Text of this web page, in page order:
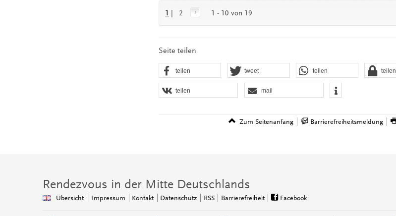
1 2 1 - 10 von 19
Seite teilen
teilen tweet teilen teilen
teilen mail
Zum Seitenanfang Barrierefreiheitsmeldung
Rendezvous in der Mitte Deutschlands
Übersicht Impressum Kontakt Datenschutz RSS Barrierefreiheit Facebook